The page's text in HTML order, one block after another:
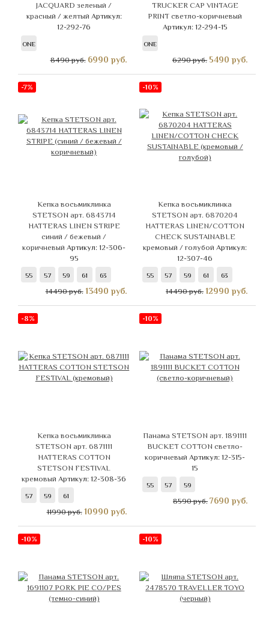
JACQUARD зеленый /
красный / желтый Артикул:
12-292-76
ONE
8490 руб. 6990 руб.
TRUCKER CAP VINTAGE
PRINT светло-коричневый
Артикул: 12-294-15
ONE
6290 руб. 5490 руб.
-7%
Кепка восьмиклинка
STETSON арт. 6843714
HATTERAS LINEN STRIPE
синий / бежевый /
коричневыйАртикул: 12-306-
95
55 57 59 61 63
14490 руб. 13490 руб.
-10%
Кепка восьмиклинка
STETSON арт. 6870204
HATTERAS LINEN/COTTON
CHECK SUSTAINABLE
кремовый / голубойАртикул:
12-307-46
55 57 59 61 63
14490 руб. 12990 руб.
-8%
Кепка восьмиклинка
STETSON арт. 6871111
HATTERAS COTTON
STETSON FESTIVAL
кремовыйАртикул: 12-308-36
57 59 61
11990 руб. 10990 руб.
-10%
Панама STETSON арт. 1891111
BUCKET COTTON светло-
коричневыйАртикул: 12-315-
15
55 57 59
8590 руб. 7690 руб.
-10% -10%